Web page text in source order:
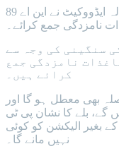
بیرسٹر لامیہ نیازی اور بلال عمر بودلہ ایڈووکیٹ نے این اے 89
نامزدگی جمع کرائے۔
سنگینی کی وجہ سے
نامزدگی جمع
کرائے ہیں۔
بھی معطل ہو گا اور
گے، بلے کا نشان پی ٹی
بغیر الیکشن کو کوئی
نہیں مانے گا۔